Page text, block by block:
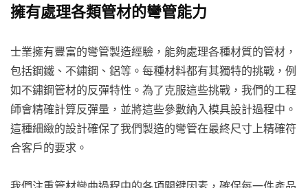
擁有處理各類管材的彎管能力
士業擁有豐富的彎管製造經驗，能夠處理各種材質的管材，
包括鋼鐵、不鏽鋼、鋁等。每種材料都有其獨特的挑戰，例
如不鏽鋼管材的反彈特性。為了克服這些挑戰，我們的工程
師會精確計算反彈量，並將這些參數納入模具設計過程中。
這種細緻的設計確保了我們製造的彎管在最終尺寸上精確符
合客戶的要求。